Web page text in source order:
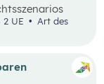
Text zum
mit
„lineares
UE
Art des